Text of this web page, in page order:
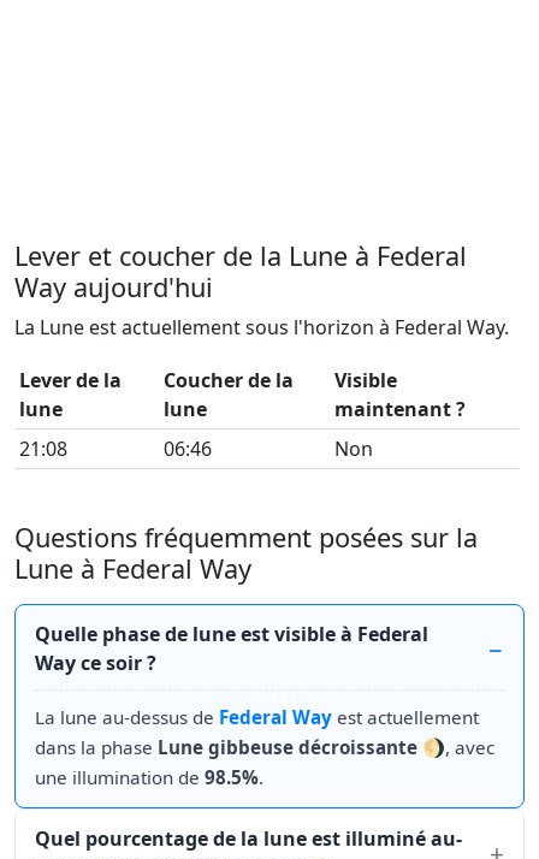
Lever et coucher de la Lune à Federal
Way aujourd'hui
La Lune est actuellement sous l'horizon à Federal Way.
Lever de la
lune
Coucher de la
lune
Visible
maintenant ?
21:08
06:46 Non
Questions fréquemment posées sur la
Lune à Federal Way
Quelle phase de lune est visible à Federal
Way ce soir ?
La lune au-dessus de Federal Way est actuellement
dans la phase Lune gibbeuse décroissante 🌖, avec
une illumination de 98.5%.
Quel pourcentage de la lune est illuminé au-